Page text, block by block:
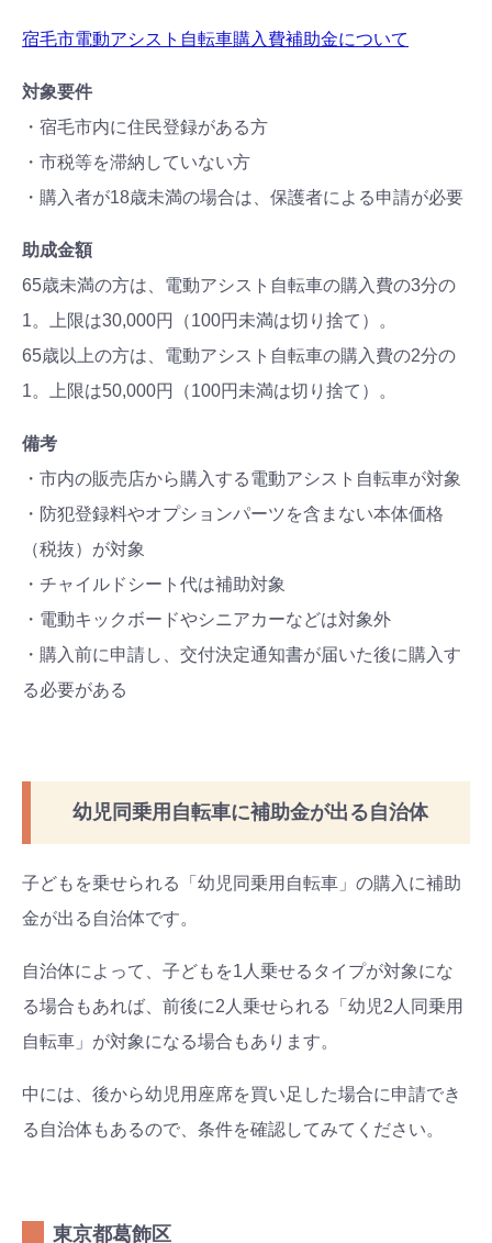
宿毛市電動アシスト自転車購入費補助金について
対象要件
・宿毛市内に住民登録がある方
・市税等を滞納していない方
・購入者が18歳未満の場合は、保護者による申請が必要
助成金額
65歳未満の方は、電動アシスト自転車の購入費の3分の
1。上限は30,000円（100円未満は切り捨て）。
65歳以上の方は、電動アシスト自転車の購入費の2分の
1。上限は50,000円（100円未満は切り捨て）。
備考
・市内の販売店から購入する電動アシスト自転車が対象
・防犯登録料やオプションパーツを含まない本体価格
（税抜）が対象
・チャイルドシート代は補助対象
・電動キックボードやシニアカーなどは対象外
・購入前に申請し、交付決定通知書が届いた後に購入す
る必要がある
幼児同乗用自転車に補助金が出る自治体
子どもを乗せられる「幼児同乗用自転車」の購入に補助
金が出る自治体です。
自治体によって、子どもを1人乗せるタイプが対象にな
る場合もあれば、前後に2人乗せられる「幼児2人同乗用
自転車」が対象になる場合もあります。
中には、後から幼児用座席を買い足した場合に申請でき
る自治体もあるので、条件を確認してみてください。
東京都葛飾区